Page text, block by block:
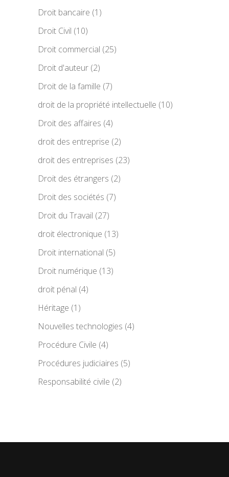
Droit bancaire (1)
Droit Civil (10)
Droit commercial (25)
Droit d'auteur (2)
Droit de la famille (7)
droit de la propriété intellectuelle (10)
Droit des affaires (4)
droit des entreprise (2)
droit des entreprises (23)
Droit des étrangers (2)
Droit des sociétés (7)
Droit du Travail (27)
droit électronique (13)
Droit international (5)
Droit numérique (13)
droit pénal (4)
Héritage (1)
Nouvelles technologies (4)
Procédure Civile (4)
Procédures judiciaires (5)
Responsabilité civile (2)